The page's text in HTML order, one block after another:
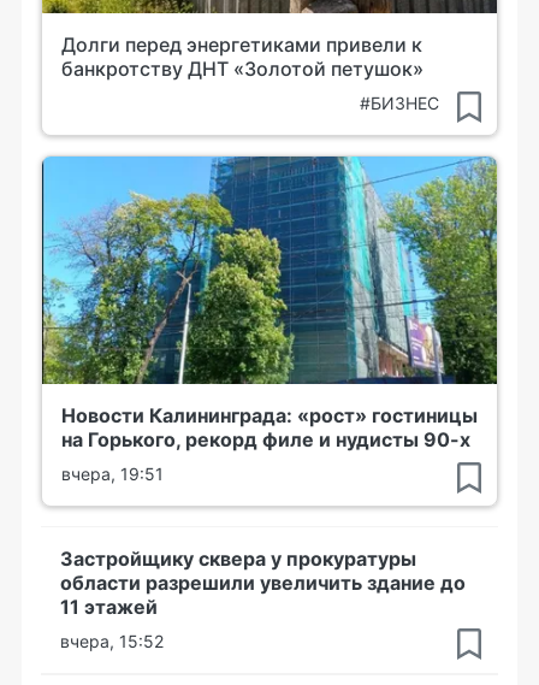
Долги перед энергетиками привели к
банкротству ДНТ «Золотой петушок»
#БИЗНЕС
Новости Калининграда: «рост» гостиницы
на Горького, рекорд филе и нудисты 90-х
вчера, 19:51
Застройщику сквера у прокуратуры
области разрешили увеличить здание до
11 этажей
вчера, 15:52